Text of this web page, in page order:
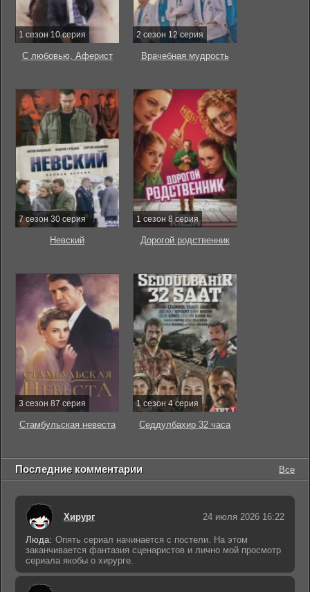
1 сезон 10 серия
С любовью, Аферист
2 сезон 12 серия
Врачебная мудрость
7 сезон 30 серия
Невский
1 сезон 8 серия
Дорогой родственник
3 сезон 87 серия
Стамбульская невеста
1 сезон 4 серия
Седдулбахир 32 часа
Последние комментарии Все
Хирург 24 июля 2026 16:22
Люда: Опять сериал начинается с постели. На этом
заканчивается фантазия сценаристов и лично мой просмотр
сериала якобы о хирурге.